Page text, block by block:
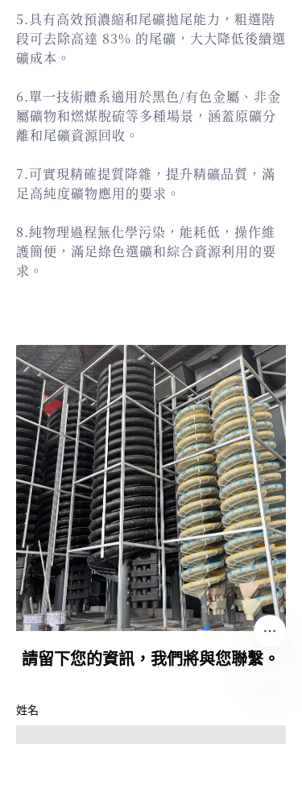
5.具有高效預濃縮和尾礦拋尾能力，粗選階
段可去除高達 83% 的尾礦，大大降低後續選
礦成本。
6.單一技術體系適用於黑色/有色金屬、非金
屬礦物和燃煤脫硫等多種場景，涵蓋原礦分
離和尾礦資源回收。
7.可實現精確提質降雜，提升精礦品質，滿
足高純度礦物應用的要求。
8.純物理過程無化學污染，能耗低，操作維
護簡便，滿足綠色選礦和綜合資源利用的要
求。
請留下您的資訊，我們將與您聯繫。
姓名
TC